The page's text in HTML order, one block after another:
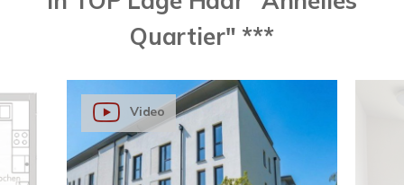
Quartier" ***
Video